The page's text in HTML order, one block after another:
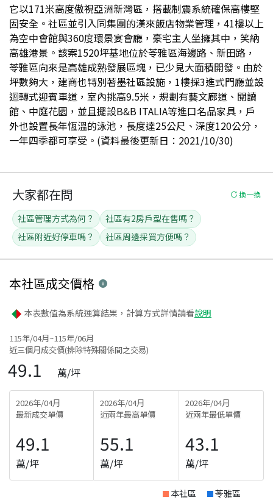
它以171米高度傲視亞洲新灣區，搭載制震系統確保高樓堅
固安全。社區並引入同集團的漢來飯店物業管理，41樓以上
為空中會館與360度環景宴會廳，豪宅主人坐擁其中，笑納
高雄港景。該案1520坪基地位於苓雅區海邊路、新田路，
苓雅區向來是高雄成熟發展區塊，已少見大面積開發。由於
坪數夠大，建商也特別著墨社區設施，1樓採3進式門廳並設
迴轉式迎賓車道，室內挑高9.5米，規劃有藝文廊道、閱讀
館、中庭花園，並且擺設B&B ITALIA等進口名品家具，戶
外也設置長年恆溫的泳池，長度達25公尺、深度120公分，
一年四季都可享受。(資料最後更新日：2021/10/30)
大家都在問 換一換
社區管理方式為何？
社區有2房戶型在售嗎？
社區附近好停車嗎？
社區周邊採買方便嗎？
本社區成交價格
本表數值為系統運算結果，計算方式詳情請看說明
115年/04月~115年/06月
近三個月成交價(排除特殊關係間之交易)
49.1 萬/坪
2026年/04月
最新成交單價
49.1
萬/坪
2026年/04月
近兩年最高單價
55.1
萬/坪
2026年/04月
近兩年最低單價
43.1
萬/坪
本社區 苓雅區